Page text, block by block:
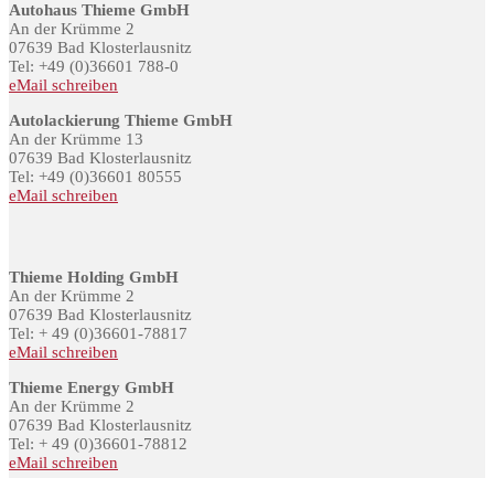
Autohaus Thieme GmbH
An der Krümme 2
07639 Bad Klosterlausnitz
Tel: +49 (0)36601 788-0
eMail schreiben
Autolackierung Thieme GmbH
An der Krümme 13
07639 Bad Klosterlausnitz
Tel: +49 (0)36601 80555
eMail schreiben
Thieme Holding GmbH
An der Krümme 2
07639 Bad Klosterlausnitz
Tel: + 49 (0)36601-78817
eMail schreiben
Thieme Energy GmbH
An der Krümme 2
07639 Bad Klosterlausnitz
Tel: + 49 (0)36601-78812
eMail schreiben